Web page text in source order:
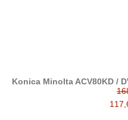
Konica Minolta ACV80KD /